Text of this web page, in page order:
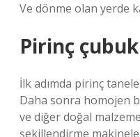
Ve dönme olan yerde
Pirinç
İlk adımda pirinç
Daha sonra homojen
ve diğer doğal
şekillendirme